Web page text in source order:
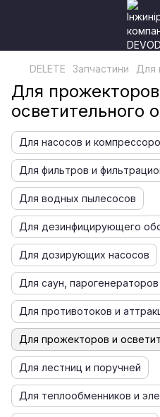
DELETE Запчастини Для
Для
осветительного
Для насосов и
Для фильтров и
Для водных пылесосов
Для дезинфицирующего
Для дозирующих насосов
Для саун,
Для противотоков и
Для прожекторов и
Для лестниц и поручней
Для теплообменников и